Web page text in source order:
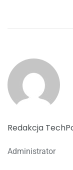
Redakcja
Administrator